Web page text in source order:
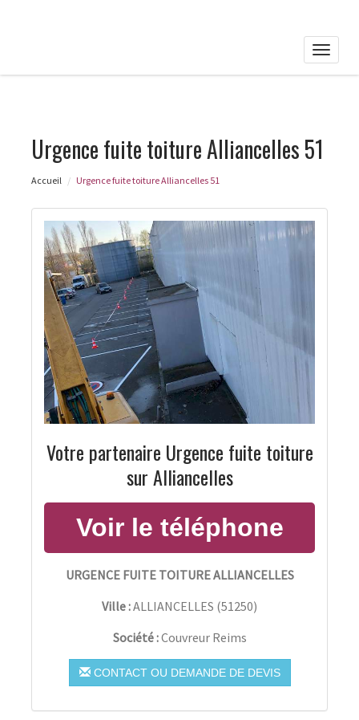
Toggle
Urgence fuite toiture Alliancelles 51
Accueil Urgence fuite toiture Alliancelles 51
Votre partenaire Urgence fuite toiture
sur Alliancelles
URGENCE FUITE TOITURE ALLIANCELLES
Ville :ALLIANCELLES (51250)
Société :Couvreur Reims
CONTACT OU DEMANDE DE DEVIS